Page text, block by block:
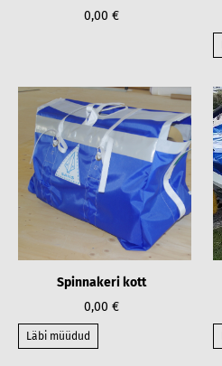
0,00 €
Spinnakeri kott
0,00 €
Läbi müüdud